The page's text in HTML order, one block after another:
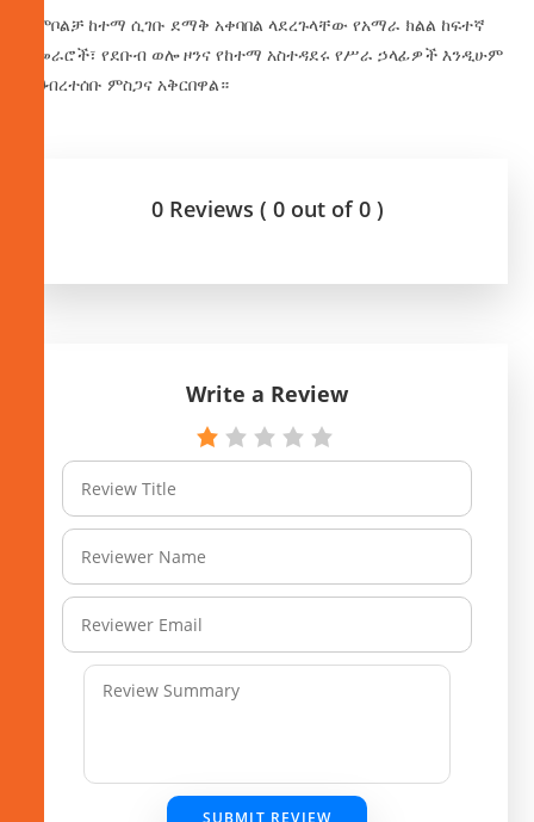
ኮምቦልቻ ከተማ ሲገቡ ደማቅ አቀባበል ላደረጉላቸው የአማራ ክልል ከፍተኛ
አመራሮች፣ የደቡብ ወሎ ዞንና የከተማ አስተዳደሩ የሥራ ኃላፊዎች እንዲሁም
ለህብረተሰቡ ምስጋና አቅርበዋል።
0 Reviews ( 0 out of 0 )
Write a Review